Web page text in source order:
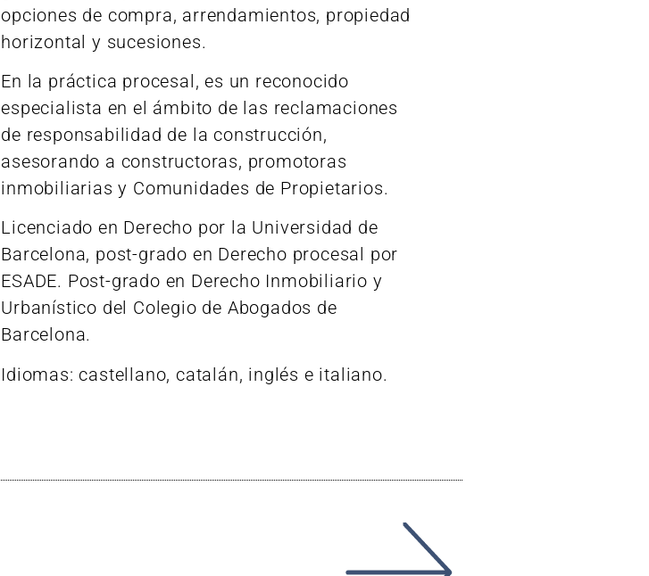
opciones de compra, arrendamientos, propiedad
horizontal y sucesiones.
En la práctica procesal, es un reconocido
especialista en el ámbito de las reclamaciones
de responsabilidad de la construcción,
asesorando a constructoras, promotoras
inmobiliarias y Comunidades de Propietarios.
Licenciado en Derecho por la Universidad de
Barcelona, post-grado en Derecho procesal por
ESADE. Post-grado en Derecho Inmobiliario y
Urbanístico del Colegio de Abogados de
Barcelona.
Idiomas: castellano, catalán, inglés e italiano.